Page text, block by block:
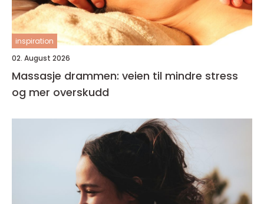
inspiration
02. August 2026
Massasje drammen: veien til mindre stress
og mer overskudd